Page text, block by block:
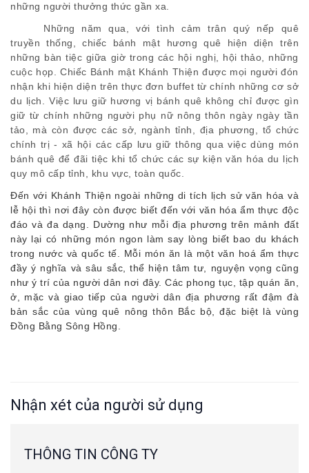
những người thưởng thức gần xa.
Những năm qua, với tình cảm trân quý nếp quê
truyền thống, chiếc bánh mật hương quê hiện diện trên
những bàn tiệc giữa giờ trong các hội nghị, hội thảo, những
cuộc họp. Chiếc Bánh mật Khánh Thiện được mọi người đón
nhận khi hiện diện trên thực đơn buffet từ chính những cơ sở
du lịch. Việc lưu giữ hương vị bánh quê không chỉ được gìn
giữ từ chính những người phụ nữ nông thôn ngày ngày tần
tảo, mà còn được các sở, ngành tỉnh, địa phương, tổ chức
chính trị - xã hội các cấp lưu giữ thông qua việc dùng món
bánh quê để đãi tiệc khi tổ chức các sự kiện văn hóa du lịch
quy mô cấp tỉnh, khu vực, toàn quốc.
Đến với Khánh Thiện ngoài những di tích lịch sử văn hóa và
lễ hội thì nơi đây còn được biết đến với văn hóa ẩm thực độc
đáo và đa dạng. Dường như mỗi địa phương trên mảnh đất
này lại có những món ngon làm say lòng biết bao du khách
trong nước và quốc tế. Mỗi món ăn là một văn hoá ẩm thực
đầy ý nghĩa và sâu sắc, thể hiện tâm tư, nguyện vọng cũng
như ý trí của người dân nơi đây. Các phong tục, tập quán ăn,
ở, mặc và giao tiếp của người dân địa phương rất đậm đà
bản sắc của vùng quê nông thôn Bắc bộ, đặc biệt là vùng
Đồng Bằng Sông Hồng.
Nhận xét của người sử dụng
THÔNG TIN CÔNG TY